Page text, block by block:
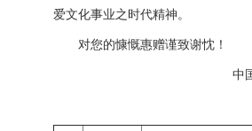
爱文化事业之时代精神。
对您的慷慨惠赠谨致谢忱！
中